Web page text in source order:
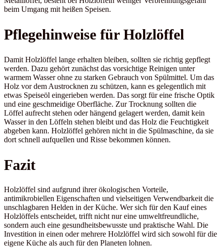
beim Umgang mit heißen Speisen.
Pflegehinweise für Holzlöffel
Damit Holzlöffel lange erhalten bleiben, sollten sie richtig gepflegt
werden. Dazu gehört zunächst das vorsichtige Reinigen unter
warmem Wasser ohne zu starken Gebrauch von Spülmittel. Um das
Holz vor dem Austrocknen zu schützen, kann es gelegentlich mit
etwas Speiseöl eingerieben werden. Das sorgt für eine frische Optik
und eine geschmeidige Oberfläche. Zur Trocknung sollten die
Löffel aufrecht stehen oder hängend gelagert werden, damit kein
Wasser in den Löffeln stehen bleibt und das Holz die Feuchtigkeit
abgeben kann. Holzlöffel gehören nicht in die Spülmaschine, da sie
dort schnell aufquellen und Risse bekommen können.
Fazit
Holzlöffel sind aufgrund ihrer ökologischen Vorteile,
antimikrobiellen Eigenschaften und vielseitigen Verwendbarkeit die
unschlagbaren Helden in der Küche. Wer sich für den Kauf eines
Holzlöffels entscheidet, trifft nicht nur eine umweltfreundliche,
sondern auch eine gesundheitsbewusste und praktische Wahl. Die
Investition in einen oder mehrere Holzlöffel wird sich sowohl für die
eigene Küche als auch für den Planeten lohnen.